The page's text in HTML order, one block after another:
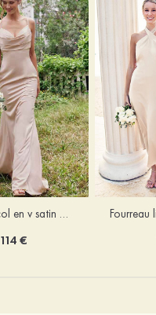
Fourreau col en v satin extensible ras du sol robe de demoiselle d'honneur
114 €